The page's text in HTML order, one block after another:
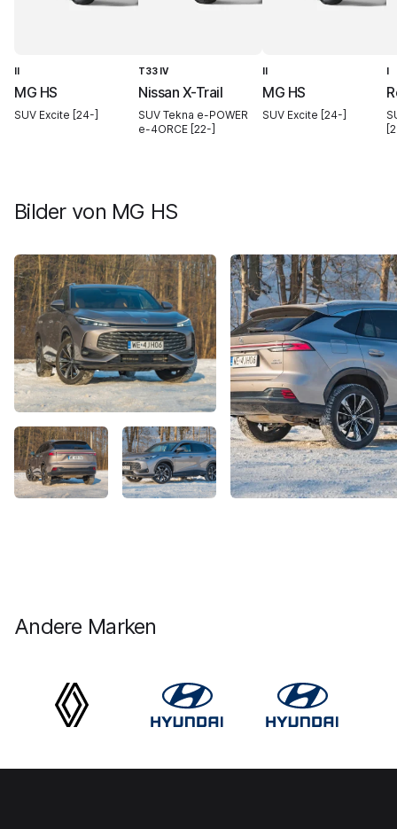
II
MG HS
SUV Excite [24-]
T33 IV
Nissan X-Trail
SUV Tekna e-POWER
e-4ORCE [22-]
II
MG HS
SUV Excite [24-]
I
Bilder von MG HS
Andere Marken